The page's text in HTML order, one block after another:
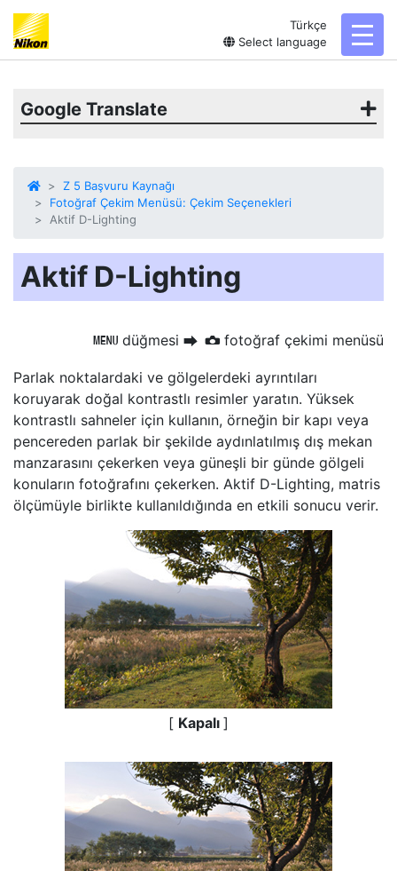
Türkçe
Select language
Google Translate
Z 5 Başvuru Kaynağı
Fotoğraf Çekim Menüsü: Çekim Seçenekleri
Aktif D-Lighting
Aktif D-Lighting
G düğmesi U C fotoğraf çekimi menüsü
Parlak noktalardaki ve gölgelerdeki ayrıntıları
koruyarak doğal kontrastlı resimler yaratın. Yüksek
kontrastlı sahneler için kullanın, örneğin bir kapı veya
pencereden parlak bir şekilde aydınlatılmış dış mekan
manzarasını çekerken veya güneşli bir günde gölgeli
konuların fotoğrafını çekerken. Aktif D-Lighting, matris
ölçümüyle birlikte kullanıldığında en etkili sonucu verir.
[ Kapalı ]